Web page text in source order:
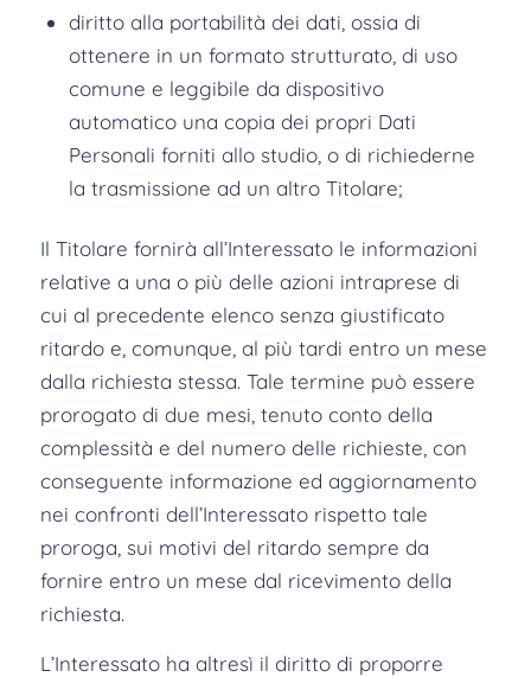
diritto alla portabilità dei dati, ossia di
ottenere in un formato strutturato, di uso
comune e leggibile da dispositivo
automatico una copia dei propri Dati
Personali forniti allo studio, o di richiederne
la trasmissione ad un altro Titolare;
Il Titolare fornirà all’Interessato le informazioni
relative a una o più delle azioni intraprese di
cui al precedente elenco senza giustificato
ritardo e, comunque, al più tardi entro un mese
dalla richiesta stessa. Tale termine può essere
prorogato di due mesi, tenuto conto della
complessità e del numero delle richieste, con
conseguente informazione ed aggiornamento
nei confronti dell’Interessato rispetto tale
proroga, sui motivi del ritardo sempre da
fornire entro un mese dal ricevimento della
richiesta.
L’Interessato ha altresì il diritto di proporre